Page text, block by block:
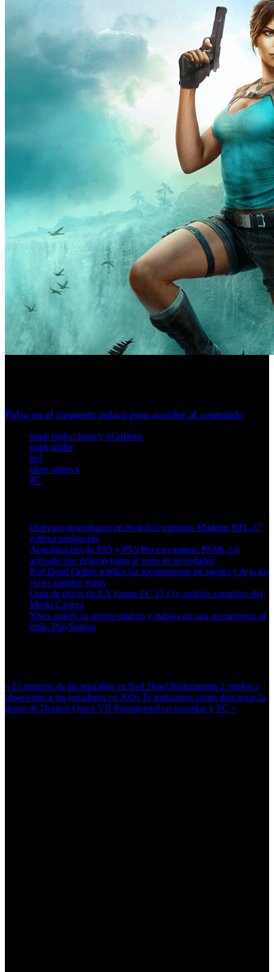
Pulsa en el siguiente enlace para acceder al contenido
tomb raider: legacy of atlantis
tomb raider
ps5
xbox series x
PC
Oblivion desembarca en Switch 2 mientras Madden NFL 27
estrena temporada
Actualización de PS5 y PS5 Pro en camino: PSSR 2.0
activado por defecto junto al resto de novedades
Red Dead Online triplica las recompensas en agosto y deja los
viajes rápidos gratis
Guía de inicio de EA Sports FC 27 (3): análisis completo del
Modo Carrera
Xbox quiere su propio platino y trabaja en una recompensa al
estilo PlayStation
« El misterio de las telarañas en Red Dead Redemption 2 vuelve a
obsesionar a los jugadores en 2026 Te indicamos cómo descargar la
demo de Dragon Quest VII Reimagined en consolas y PC »